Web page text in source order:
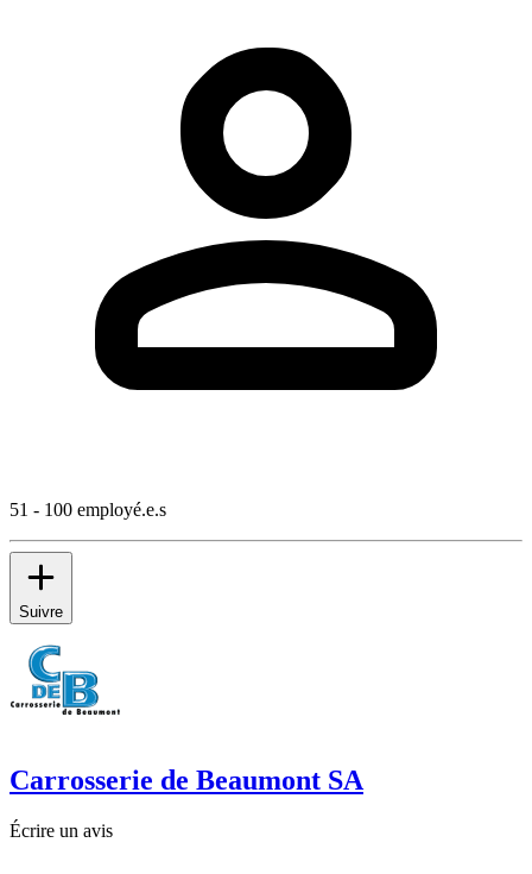
51 - 100 employé.e.s
Suivre
Carrosserie de Beaumont SA
Écrire un avis